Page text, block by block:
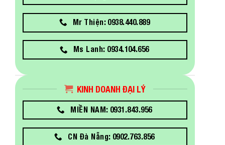
Mr Thiện: 0938.440.889
Ms Lanh: 0934.104.656
KINH DOANH ĐẠI LÝ
MIỀN NAM: 0931.843.956
CN Đà Nẵng: 0902.763.856